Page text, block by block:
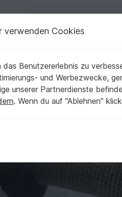
verwenden Cookies
das Benutzererlebnis zu
und Werbezwecke,
unserer Partnerdienste
. Wenn du auf "Ablehnen"